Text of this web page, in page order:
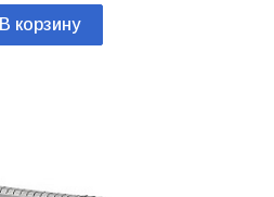
В корзину